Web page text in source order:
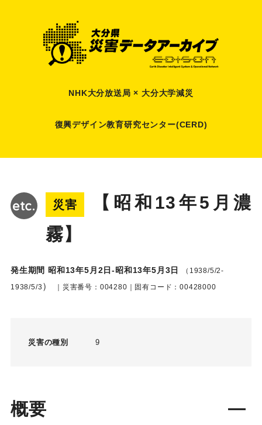
NHK大分放送局 × 大分大学減災
復興デザイン教育研究センター(CERD)
災害
【昭和13年5月濃
霧】
発生期間 昭和13年5月2日-昭和13年5月3日
（1938/5/2-
1938/5/3 ） ｜災害番号：004280｜固有コード：00428000
災害の種別 9
概要